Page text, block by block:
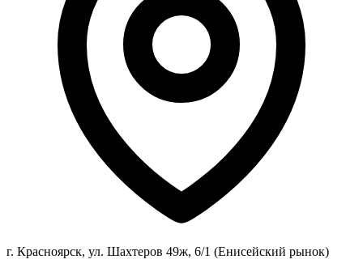
г. Красноярск, ул. Шахтеров 49ж, 6/1 (Енисейский рынок)